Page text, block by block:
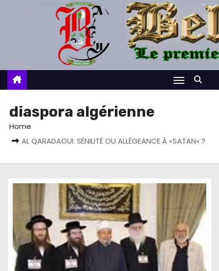
c
diaspora algérienne
Home
AL QARADAOUI: SÉNILITÉ OU ALLÉGEANCE À «SATAN» ?